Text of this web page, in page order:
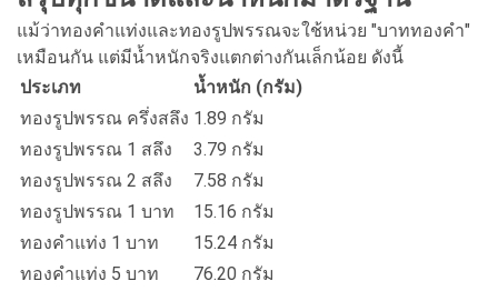
แม้ว่าทองคำแท่งและทองรูปพรรณจะใช้หน่วย "บาททองคำ"
เหมือนกัน แต่มีน้ำหนักจริงแตกต่างกันเล็กน้อย ดังนี้
ประเภท
น้ำหนัก (กรัม)
ทองรูปพรรณ ครึ่งสลึง 1.89 กรัม
ทองรูปพรรณ 1 สลึง
3.79 กรัม
ทองรูปพรรณ 2 สลึง
7.58 กรัม
ทองรูปพรรณ 1 บาท
15.16 กรัม
ทองคำแท่ง 1 บาท
15.24 กรัม
ทองคำแท่ง 5 บาท
76.20 กรัม